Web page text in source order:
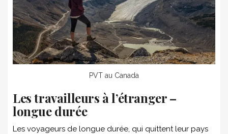
PVT au Canada
Les travailleurs à l’étranger –
longue durée
Les voyageurs de longue durée, qui quittent leur pays